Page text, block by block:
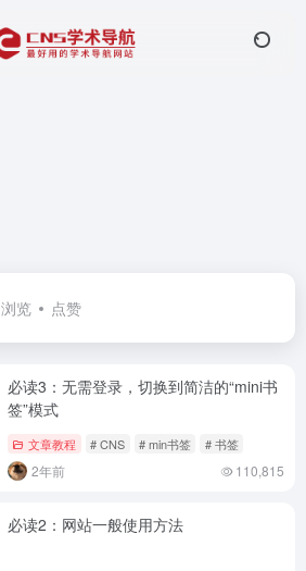
浏览 点赞
必读3：无需登录，切换到简洁的“mini书
签”模式
文章教程 # CNS # min书签 # 书签
2年前 110,815
必读2：网站一般使用方法